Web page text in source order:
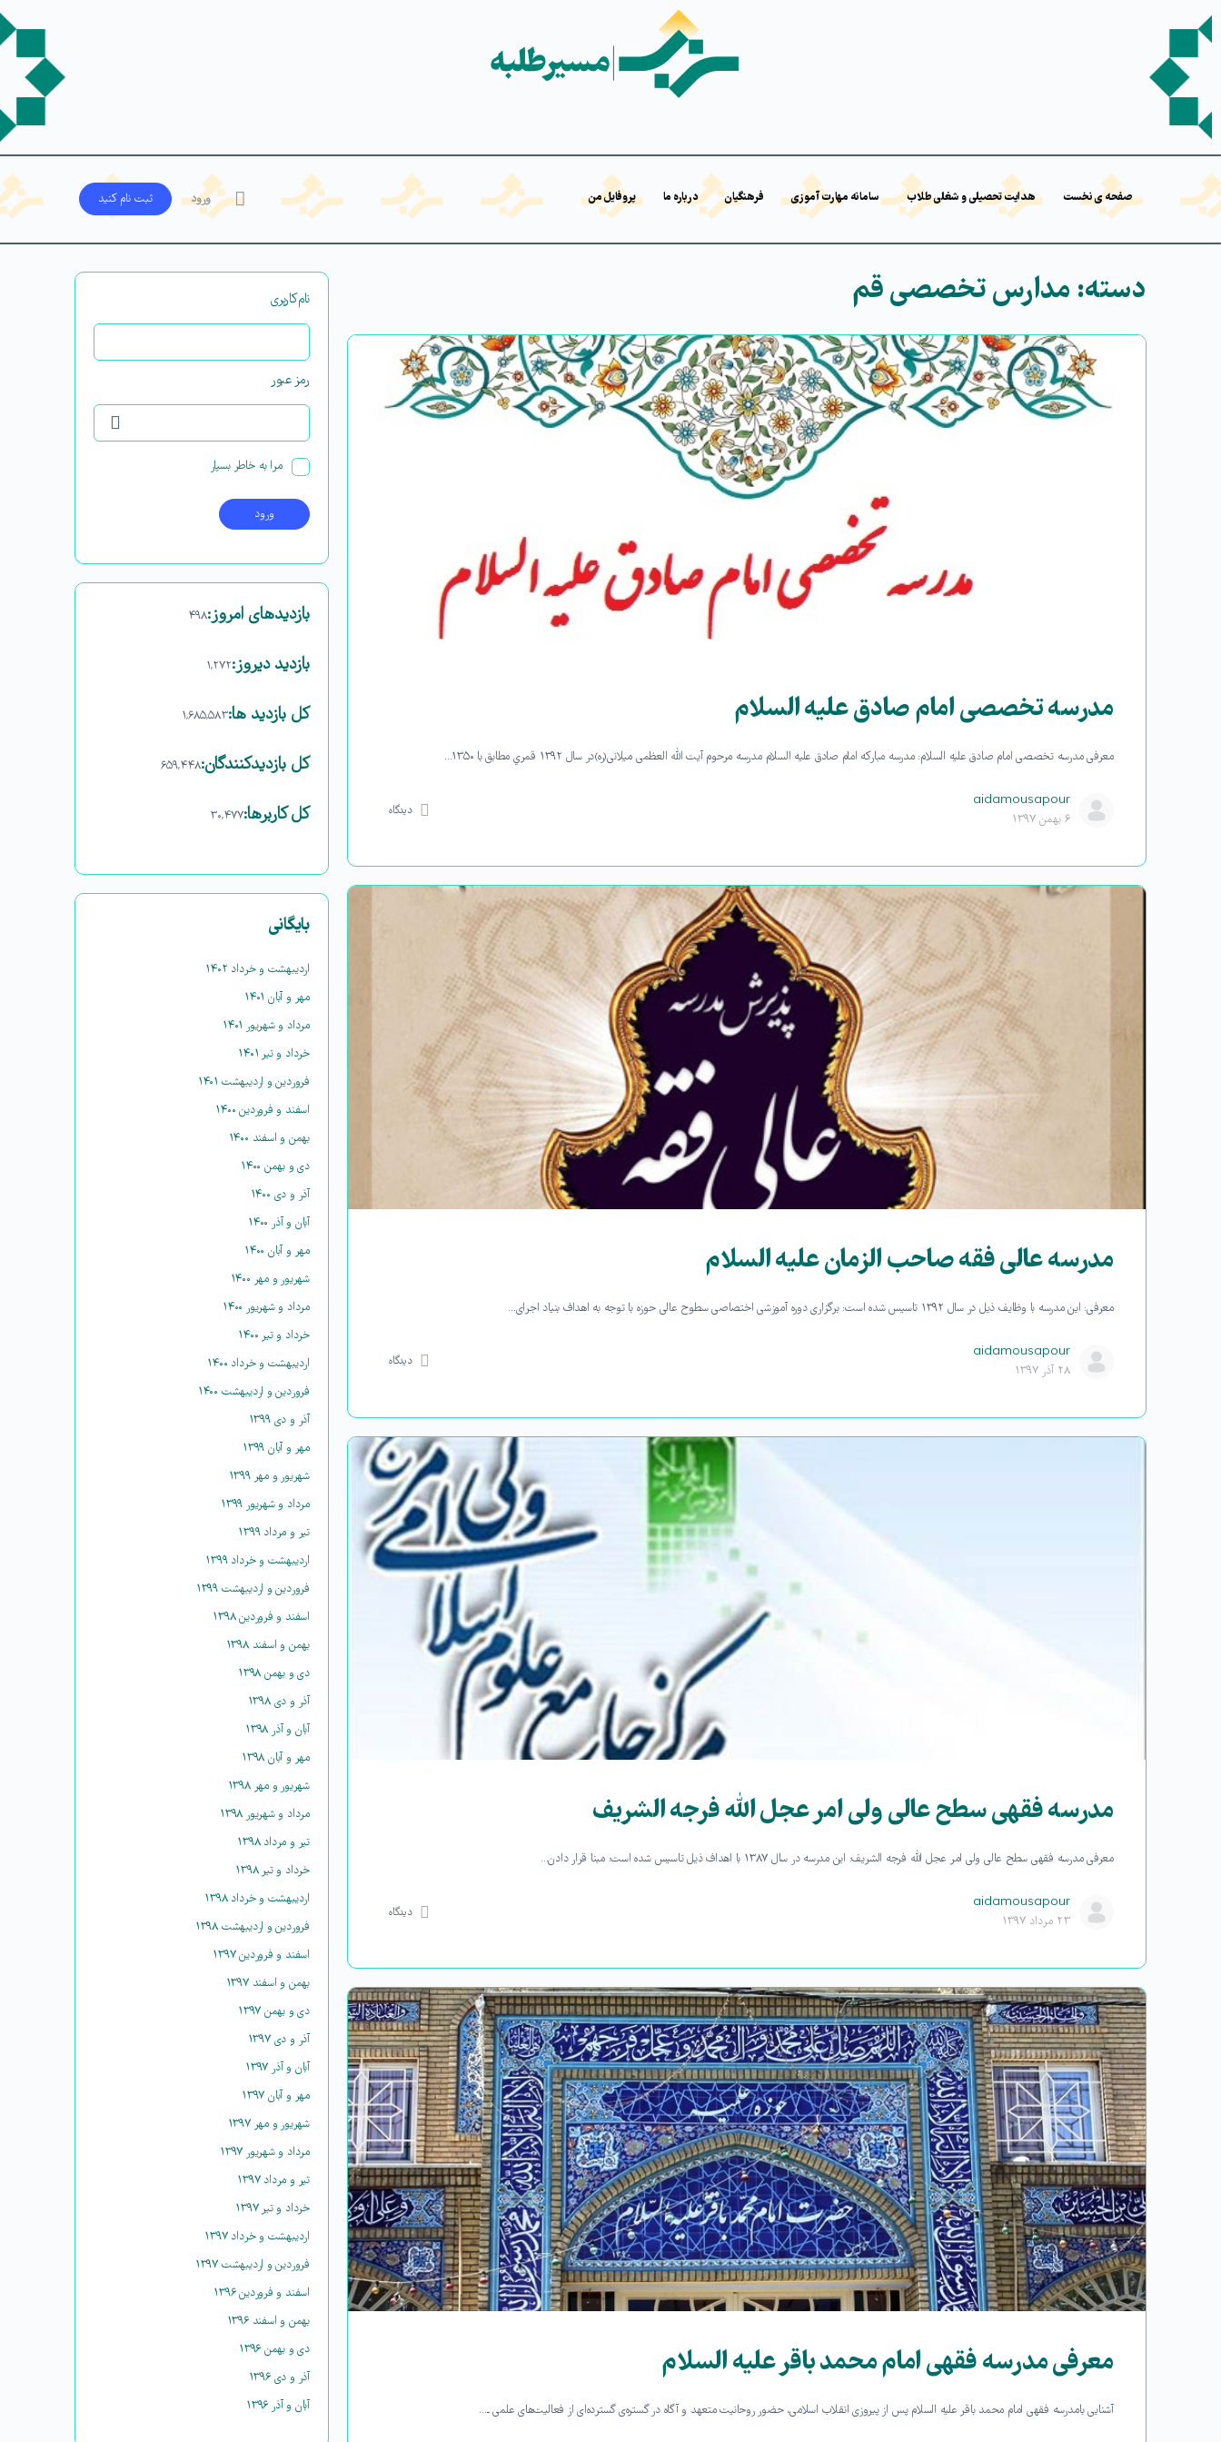
صفحه ی نخست هدایت تحصیلی و شغلی طلاب سامانه مهارت آموزی فرهنگیان درباره ما پروفایل من ورود ثبت‌ نام کنید
دسته: مدارس تخصصی قم
مدرسه تخصصی امام صادق علیه السلام
معرفی مدرسه تخصصی امام صادق علیه السلام: مدرسه مبارکه امام صادق عليه السلام مدرسه مرحوم آيت اللّه العظمى ميلانى(ره)در سال ۱۳۹۲ قمري مطابق با ۱۳۵۰…
aidamousapour
۶ بهمن ۱۳۹۷
دیدگاه
مدرسه عالی فقه صاحب الزمان علیه السلام
معرفی: این مدرسه با وظایف ذیل در سال ۱۳۹۲ تاسیس شده است: برگزاری دوره آموزشی اختصاصی سطوح عالی حوزه با توجه به اهداف بنیاد اجرای…
aidamousapour
۲۸ آذر ۱۳۹۷
دیدگاه
مدرسه فقهی سطح عالی ولی امر عجل الله فرجه الشریف
معرفی مدرسه فقهی سطح عالی ولی امر عجل الله فرجه الشریف: این مدرسه در سال ۱۳۸۷ با اهداف ذیل تاسیس شده است: مبنا قرار دادن…
aidamousapour
۲۳ مرداد ۱۳۹۷
دیدگاه
معرفی مدرسه فقهی امام محمد باقر علیه السلام
آشنایی با مدرسه فقهی امام محمد باقر علیه السلام پس از پیروزی انقلاب اسلامی، حضور روحانیت متعهد و آگاه در گستره‌ی گسترده‌ای از فعالیت‌های علمی ـ…
نام‌کاربری
رمز عبور
مرا به خاطر بسپار
بازدیدهای امروز:۴۹۸
بازدید دیروز:۱,۲۷۲
کل بازدید ها:۱,۶۸۵,۵۸۳
کل بازدیدکنند‌گان:۶۵۹,۴۴۸
کل کاربرها:۳۰,۴۷۷
بایگانی
اردیبهشت و خرداد ۱۴۰۲
مهر و آبان ۱۴۰۱
مرداد و شهریور ۱۴۰۱
خرداد و تیر ۱۴۰۱
فروردین و اردیبهشت ۱۴۰۱
اسفند و فروردین ۱۴۰۰
بهمن و اسفند ۱۴۰۰
دی و بهمن ۱۴۰۰
آذر و دی ۱۴۰۰
آبان و آذر ۱۴۰۰
مهر و آبان ۱۴۰۰
شهریور و مهر ۱۴۰۰
مرداد و شهریور ۱۴۰۰
خرداد و تیر ۱۴۰۰
اردیبهشت و خرداد ۱۴۰۰
فروردین و اردیبهشت ۱۴۰۰
آذر و دی ۱۳۹۹
مهر و آبان ۱۳۹۹
شهریور و مهر ۱۳۹۹
مرداد و شهریور ۱۳۹۹
تیر و مرداد ۱۳۹۹
اردیبهشت و خرداد ۱۳۹۹
فروردین و اردیبهشت ۱۳۹۹
اسفند و فروردین ۱۳۹۸
بهمن و اسفند ۱۳۹۸
دی و بهمن ۱۳۹۸
آذر و دی ۱۳۹۸
آبان و آذر ۱۳۹۸
مهر و آبان ۱۳۹۸
شهریور و مهر ۱۳۹۸
مرداد و شهریور ۱۳۹۸
تیر و مرداد ۱۳۹۸
خرداد و تیر ۱۳۹۸
اردیبهشت و خرداد ۱۳۹۸
فروردین و اردیبهشت ۱۳۹۸
اسفند و فروردین ۱۳۹۷
بهمن و اسفند ۱۳۹۷
دی و بهمن ۱۳۹۷
آذر و دی ۱۳۹۷
آبان و آذر ۱۳۹۷
مهر و آبان ۱۳۹۷
شهریور و مهر ۱۳۹۷
مرداد و شهریور ۱۳۹۷
تیر و مرداد ۱۳۹۷
خرداد و تیر ۱۳۹۷
اردیبهشت و خرداد ۱۳۹۷
فروردین و اردیبهشت ۱۳۹۷
اسفند و فروردین ۱۳۹۶
بهمن و اسفند ۱۳۹۶
دی و بهمن ۱۳۹۶
آذر و دی ۱۳۹۶
آبان و آذر ۱۳۹۶